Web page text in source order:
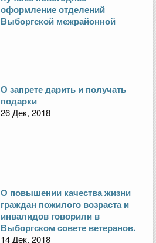
оформление отделений
Выборгской межрайонной
О запрете дарить и получать
подарки
26 Дек, 2018
О повышении качества жизни
граждан пожилого возраста и
инвалидов говорили в
Выборгском совете ветеранов.
14 Дек, 2018